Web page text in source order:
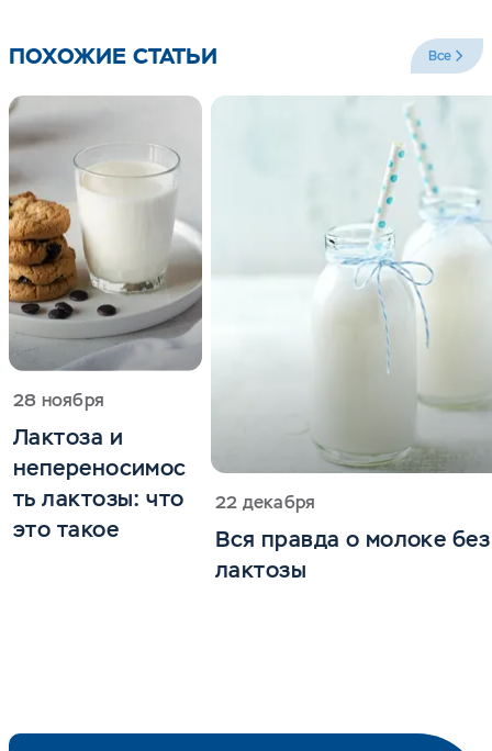
ПОХОЖИЕ СТАТЬИ Все
28 ноября
Лактоза и
непереносимос
ть лактозы: что
это такое
22 декабря
Вся правда о молоке без
лактозы